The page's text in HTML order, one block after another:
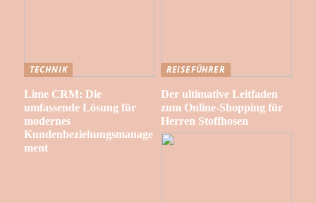
TECHNIK
Lime CRM: Die
umfassende Lösung für
modernes
Kundenbeziehungsmanage
ment
REISEFÜHRER
Der ultimative Leitfaden
zum Online-Shopping für
Herren Stoffhosen